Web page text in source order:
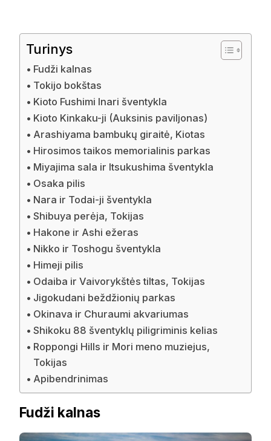
Turinys
Fudži kalnas
Tokijo bokštas
Kioto Fushimi Inari šventykla
Kioto Kinkaku-ji (Auksinis paviljonas)
Arashiyama bambukų giraitė, Kiotas
Hirosimos taikos memorialinis parkas
Miyajima sala ir Itsukushima šventykla
Osaka pilis
Nara ir Todai-ji šventykla
Shibuya perėja, Tokijas
Hakone ir Ashi ežeras
Nikko ir Toshogu šventykla
Himeji pilis
Odaiba ir Vaivorykštės tiltas, Tokijas
Jigokudani beždžionių parkas
Okinava ir Churaumi akvariumas
Shikoku 88 šventyklų piligriminis kelias
Roppongi Hills ir Mori meno muziejus,
Tokijas
Apibendrinimas
Fudži kalnas